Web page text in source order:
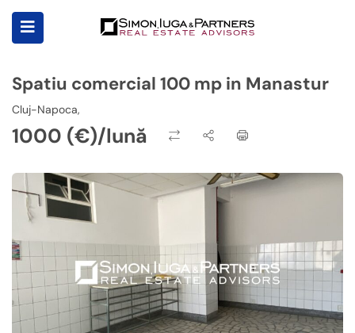
Spatiu comercial 100 mp in Manastur
Cluj-Napoca,
1000 (€)/lună